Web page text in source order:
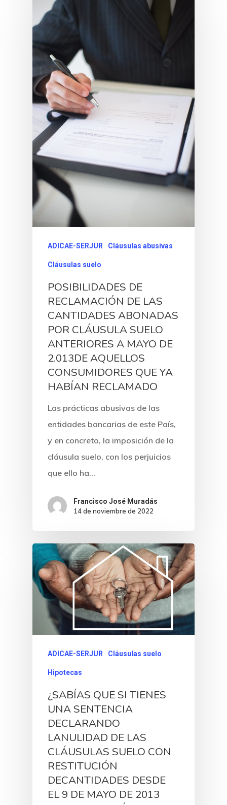
ADICAE-SERJUR Cláusulas abusivas
Cláusulas suelo
POSIBILIDADES DE
RECLAMACIÓN DE LAS
CANTIDADES ABONADAS
POR CLÁUSULA SUELO
ANTERIORES A MAYO DE
2.013DE AQUELLOS
CONSUMIDORES QUE YA
HABÍAN RECLAMADO
Las prácticas abusivas de las
entidades bancarias de este País,
y en concreto, la imposición de la
cláusula suelo, con los perjuicios
que ello ha…
Francisco José Muradás
14 de noviembre de 2022
ADICAE-SERJUR Cláusulas suelo
Hipotecas
¿SABÍAS QUE SI TIENES
UNA SENTENCIA
DECLARANDO
LANULIDAD DE LAS
CLÁUSULAS SUELO CON
RESTITUCIÓN
DECANTIDADES DESDE
EL 9 DE MAYO DE 2013